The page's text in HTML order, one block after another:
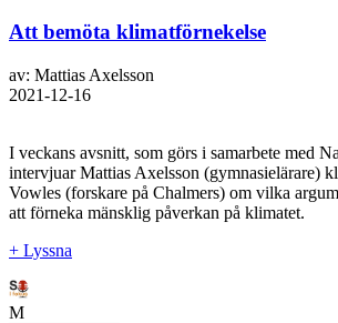
Att bemöta klimatförnekelse
av: Mattias Axelsson
2021-12-16
I veckans avsnitt, som görs i samarbete med
intervjuar Mattias Axelsson (gymnasielärare)
Vowles (forskare på Chalmers) om vilka
att förneka mänsklig påverkan på klimatet.
+ Lyssna
M